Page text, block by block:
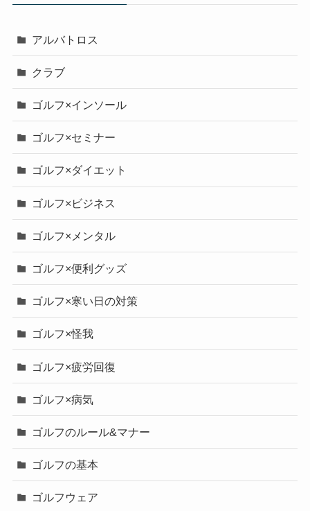
アルバトロス
クラブ
ゴルフ×インソール
ゴルフ×セミナー
ゴルフ×ダイエット
ゴルフ×ビジネス
ゴルフ×メンタル
ゴルフ×便利グッズ
ゴルフ×寒い日の対策
ゴルフ×怪我
ゴルフ×疲労回復
ゴルフ×病気
ゴルフのルール&マナー
ゴルフの基本
ゴルフウェア